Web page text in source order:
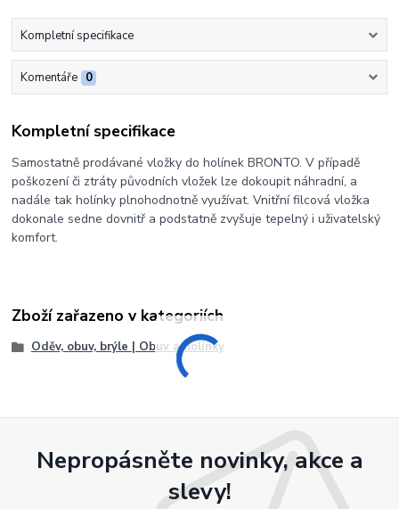
Kompletní specifikace
Komentáře 0
Kompletní specifikace
Samostatně prodávané vložky do holínek BRONTO. V případě
poškození či ztráty původních vložek lze dokoupit náhradní, a
nadále tak holínky plnohodnotně využívat. Vnitřní filcová vložka
dokonale sedne dovnitř a podstatně zvyšuje tepelný i uživatelský
komfort.
Zboží zařazeno v kategoriích
Oděv, obuv, brýle | Obuv a holínky
Nepropásněte novinky, akce a
slevy!